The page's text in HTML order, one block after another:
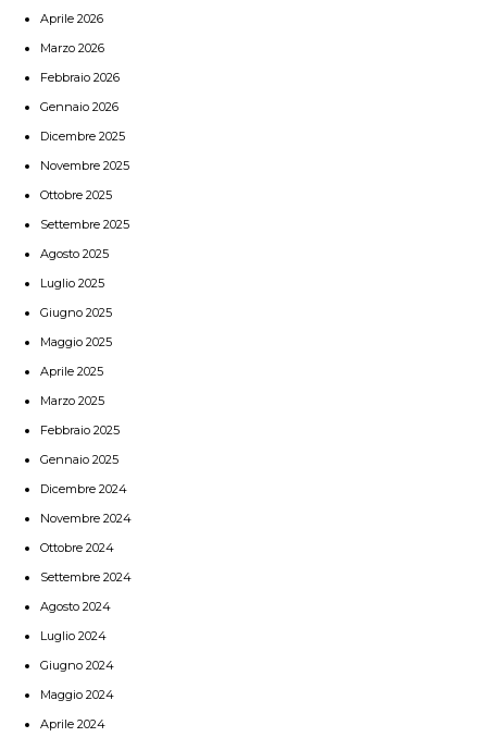
Aprile 2026
Marzo 2026
Febbraio 2026
Gennaio 2026
Dicembre 2025
Novembre 2025
Ottobre 2025
Settembre 2025
Agosto 2025
Luglio 2025
Giugno 2025
Maggio 2025
Aprile 2025
Marzo 2025
Febbraio 2025
Gennaio 2025
Dicembre 2024
Novembre 2024
Ottobre 2024
Settembre 2024
Agosto 2024
Luglio 2024
Giugno 2024
Maggio 2024
Aprile 2024